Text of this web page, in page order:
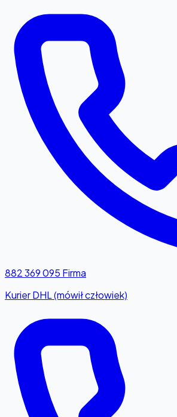
882 369 095 Firma
Kurier DHL (mówił człowiek)